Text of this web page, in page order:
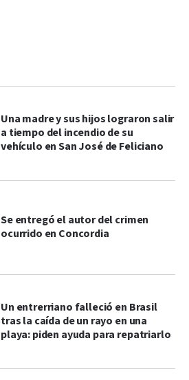
Una madre y sus hijos lograron salir
a tiempo del incendio de su
vehículo en San José de Feliciano
Se entregó el autor del crimen
ocurrido en Concordia
Un entrerriano falleció en Brasil
tras la caída de un rayo en una
playa: piden ayuda para repatriarlo